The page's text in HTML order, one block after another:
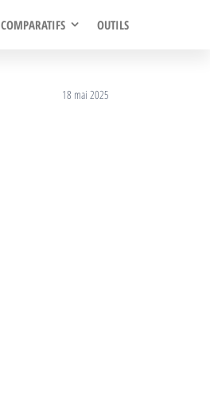
COMPARATIFS OUTILS
18 mai 2025